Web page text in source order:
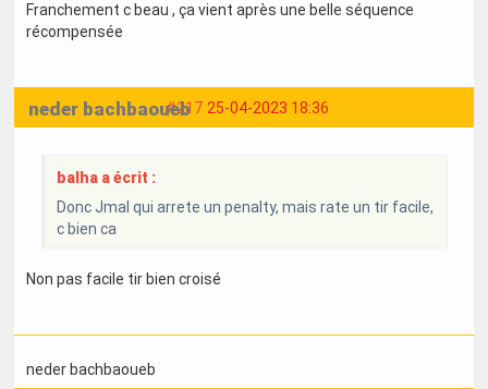
Franchement c beau , ça vient après une belle séquence
récompensée
#217 25-04-2023 18:36
neder bachbaoueb
balha a écrit :
Donc Jmal qui arrete un penalty, mais rate un tir facile,
c bien ca
Non pas facile tir bien croisé
neder bachbaoueb